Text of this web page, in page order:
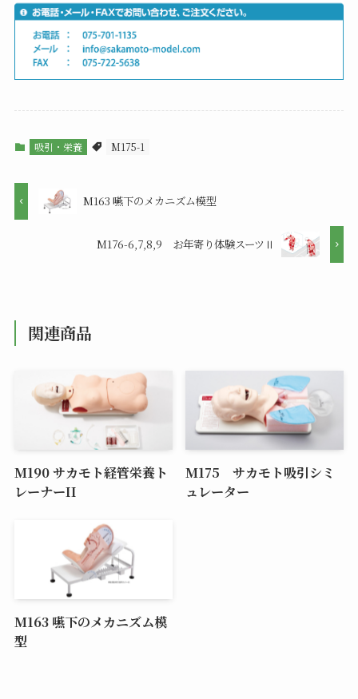
吸引・栄養 M175-1
M163 嚥下のメカニズム模型
M176-6,7,8,9 お年寄り体験スーツⅡ
関連商品
M190 サカモト経管栄養ト
レーナーII
M175 サカモト吸引シミ
ュレーター
M163 嚥下のメカニズム模
型